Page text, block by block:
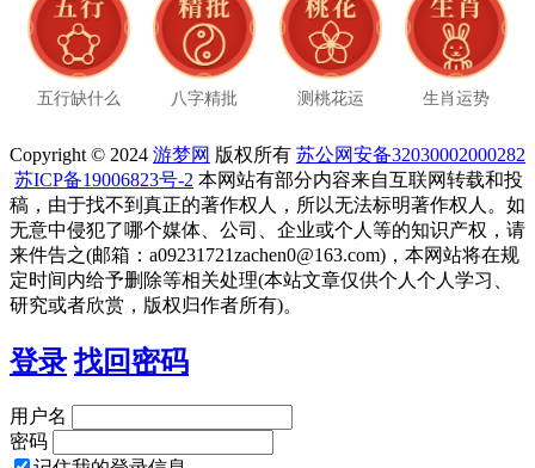
五行缺什么 八字精批 测桃花运 生肖运势
Copyright © 2024 游梦网 版权所有 苏公网安备32030002000282
苏ICP备19006823号-2 本网站有部分内容来自互联网转载和投
稿，由于找不到真正的著作权人，所以无法标明著作权人。如
无意中侵犯了哪个媒体、公司、企业或个人等的知识产权，请
来件告之(邮箱：a09231721zachen0@163.com)，本网站将在规
定时间内给予删除等相关处理(本站文章仅供个人个人学习、
研究或者欣赏，版权归作者所有)。
登录 找回密码
用户名
密码